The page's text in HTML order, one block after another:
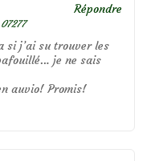
si j’ai su trouver les
je ne sais
auvio! Promis!
Répondre